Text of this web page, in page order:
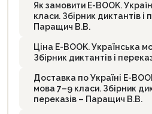
Як замовити E-BOOK.
класи. Збірник диктантів і
Паращич В.В.
Ціна E-BOOK. Українська
Збірник диктантів і
Доставка по Україні E-
мова 7–9 класи. Збірник
переказів – Паращич В.В.